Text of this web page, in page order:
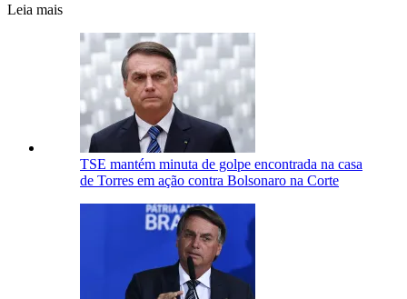
Leia mais
TSE mantém minuta de golpe encontrada na casa
de Torres em ação contra Bolsonaro na Corte